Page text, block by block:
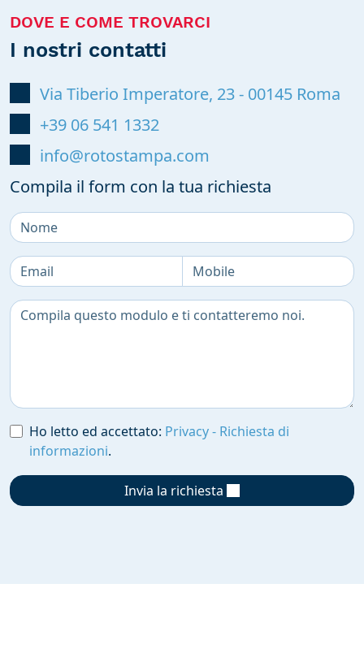
DOVE E COME TROVARCI
I nostri contatti
Via Tiberio Imperatore, 23- 00145 Roma
+39 06 541 1332
info@rotostampa.com
Compila il form con la tua richiesta
Ho letto ed accettato: Privacy - Richiesta di
informazioni.
Invia la richiesta